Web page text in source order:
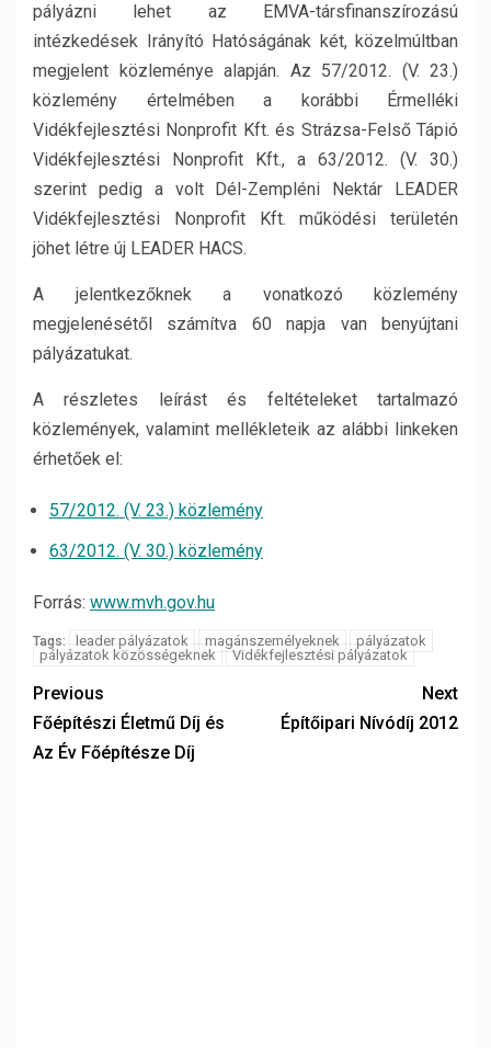
pályázni lehet az EMVA-társfinanszírozású
intézkedések Irányító Hatóságának két, közelmúltban
megjelent közleménye alapján. Az 57/2012. (V. 23.)
közlemény értelmében a korábbi Érmelléki
Vidékfejlesztési Nonprofit Kft. és Strázsa-Felső Tápió
Vidékfejlesztési Nonprofit Kft., a 63/2012. (V. 30.)
szerint pedig a volt Dél-Zempléni Nektár LEADER
Vidékfejlesztési Nonprofit Kft. működési területén
jöhet létre új LEADER HACS.
A jelentkezőknek a vonatkozó közlemény
megjelenésétől számítva 60 napja van benyújtani
pályázatukat.
A részletes leírást és feltételeket tartalmazó
közlemények, valamint mellékleteik az alábbi linkeken
érhetőek el:
57/2012. (V. 23.) közlemény
63/2012. (V. 30.) közlemény
Forrás: www.mvh.gov.hu
Tags: leader pályázatok magánszemélyeknek
pályázatok
pályázatok közösségeknek
Vidékfejlesztési pályázatok
Previous
Főépítészi Életmű Díj és
Az Év Főépítésze Díj
Next
Építőipari Nívódíj 2012